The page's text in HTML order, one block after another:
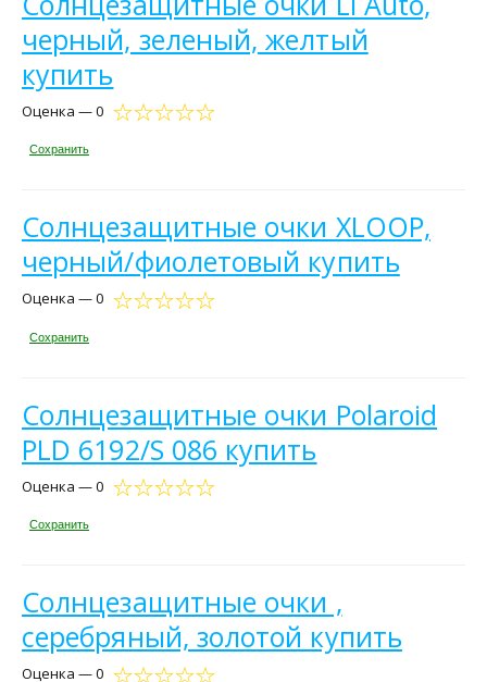
черный, зеленый, желтый
купить
Оценка — 0
Сохранить
Солнцезащитные очки XLOOP,
черный/фиолетовый купить
Оценка — 0
Сохранить
Солнцезащитные очки Polaroid
PLD 6192/S 086 купить
Оценка — 0
Сохранить
Солнцезащитные очки ,
серебряный, золотой купить
Оценка — 0